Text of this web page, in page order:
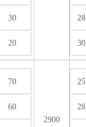
30
20
28
30
70
60
2900
25
28